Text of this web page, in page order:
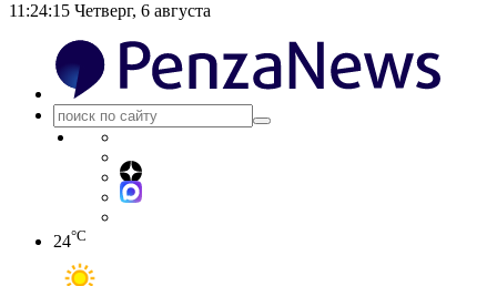
11:24:15 Четверг, 6 августа
24°C